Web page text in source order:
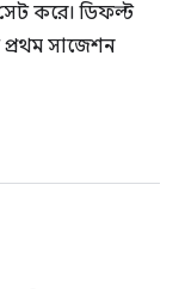
করে। ডিফল্ট
প্রথম সাজেশন